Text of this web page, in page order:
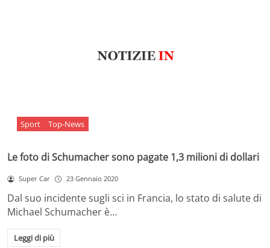
Sport Top-News
Le foto di Schumacher sono pagate 1,3 milioni di dollari
Super Car 23 Gennaio 2020
Dal suo incidente sugli sci in Francia, lo stato di salute di
Michael Schumacher è…
Leggi di più